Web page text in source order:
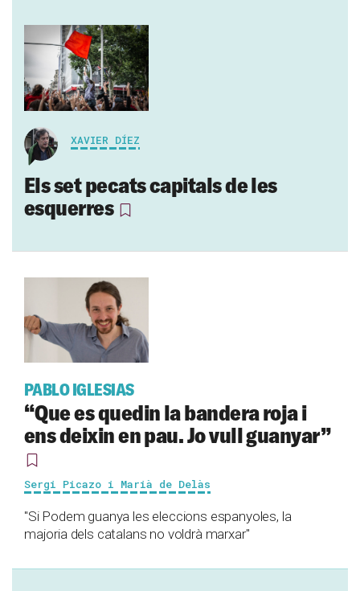
XAVIER DÍEZ
Els set pecats capitals de les
esquerres
PABLO IGLESIAS
“Que es quedin la bandera roja i
ens deixin en pau. Jo vull guanyar”
Sergi Picazo i Marià de Delàs
"Si Podem guanya les eleccions espanyoles, la
majoria dels catalans no voldrà marxar"